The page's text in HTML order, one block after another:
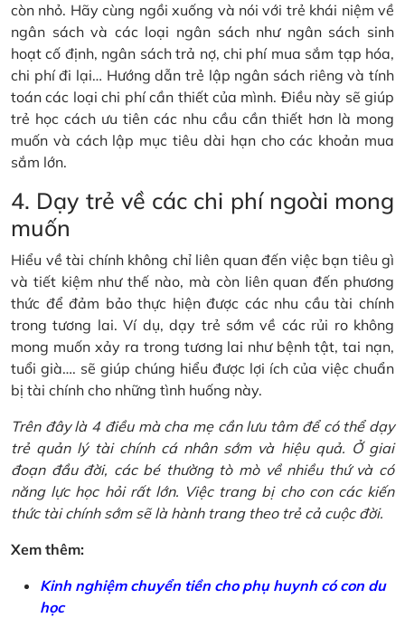
còn nhỏ. Hãy cùng ngồi xuống và nói với trẻ khái niệm về
ngân sách và các loại ngân sách như ngân sách sinh
hoạt cố định, ngân sách trả nợ, chi phí mua sắm tạp hóa,
chi phí đi lại… Hướng dẫn trẻ lập ngân sách riêng và tính
toán các loại chi phí cần thiết của mình. Điều này sẽ giúp
trẻ học cách ưu tiên các nhu cầu cần thiết hơn là mong
muốn và cách lập mục tiêu dài hạn cho các khoản mua
sắm lớn.
4. Dạy trẻ về các chi phí ngoài mong
muốn
Hiểu về tài chính không chỉ liên quan đến việc bạn tiêu gì
và tiết kiệm như thế nào, mà còn liên quan đến phương
thức để đảm bảo thực hiện được các nhu cầu tài chính
trong tương lai. Ví dụ, dạy trẻ sớm về các rủi ro không
mong muốn xảy ra trong tương lai như bệnh tật, tai nạn,
tuổi già…. sẽ giúp chúng hiểu được lợi ích của việc chuẩn
bị tài chính cho những tình huống này.
Trên đây là 4 điều mà cha mẹ cần lưu tâm để có thể dạy
trẻ quản lý tài chính cá nhân sớm và hiệu quả. Ở giai
đoạn đầu đời, các bé thường tò mò về nhiều thứ và có
năng lực học hỏi rất lớn. Việc trang bị cho con các kiến
thức tài chính sớm sẽ là hành trang theo trẻ cả cuộc đời.
Xem thêm:
Kinh nghiệm chuyển tiền cho phụ huynh có con du
học